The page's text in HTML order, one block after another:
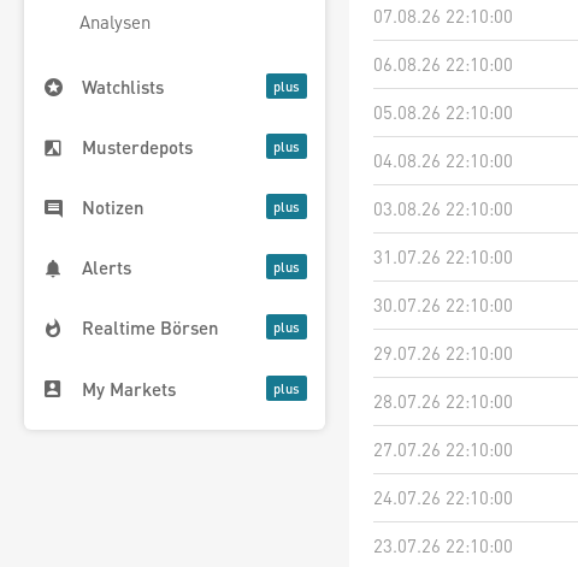
Analysen
Watchlists
Musterdepots
Notizen
Alerts
Realtime Börsen
My Markets
07.08.26 22:10:00
06.08.26 22:10:00
05.08.26 22:10:00
04.08.26 22:10:00
03.08.26 22:10:00
31.07.26 22:10:00
30.07.26 22:10:00
29.07.26 22:10:00
28.07.26 22:10:00
27.07.26 22:10:00
24.07.26 22:10:00
23.07.26 22:10:00